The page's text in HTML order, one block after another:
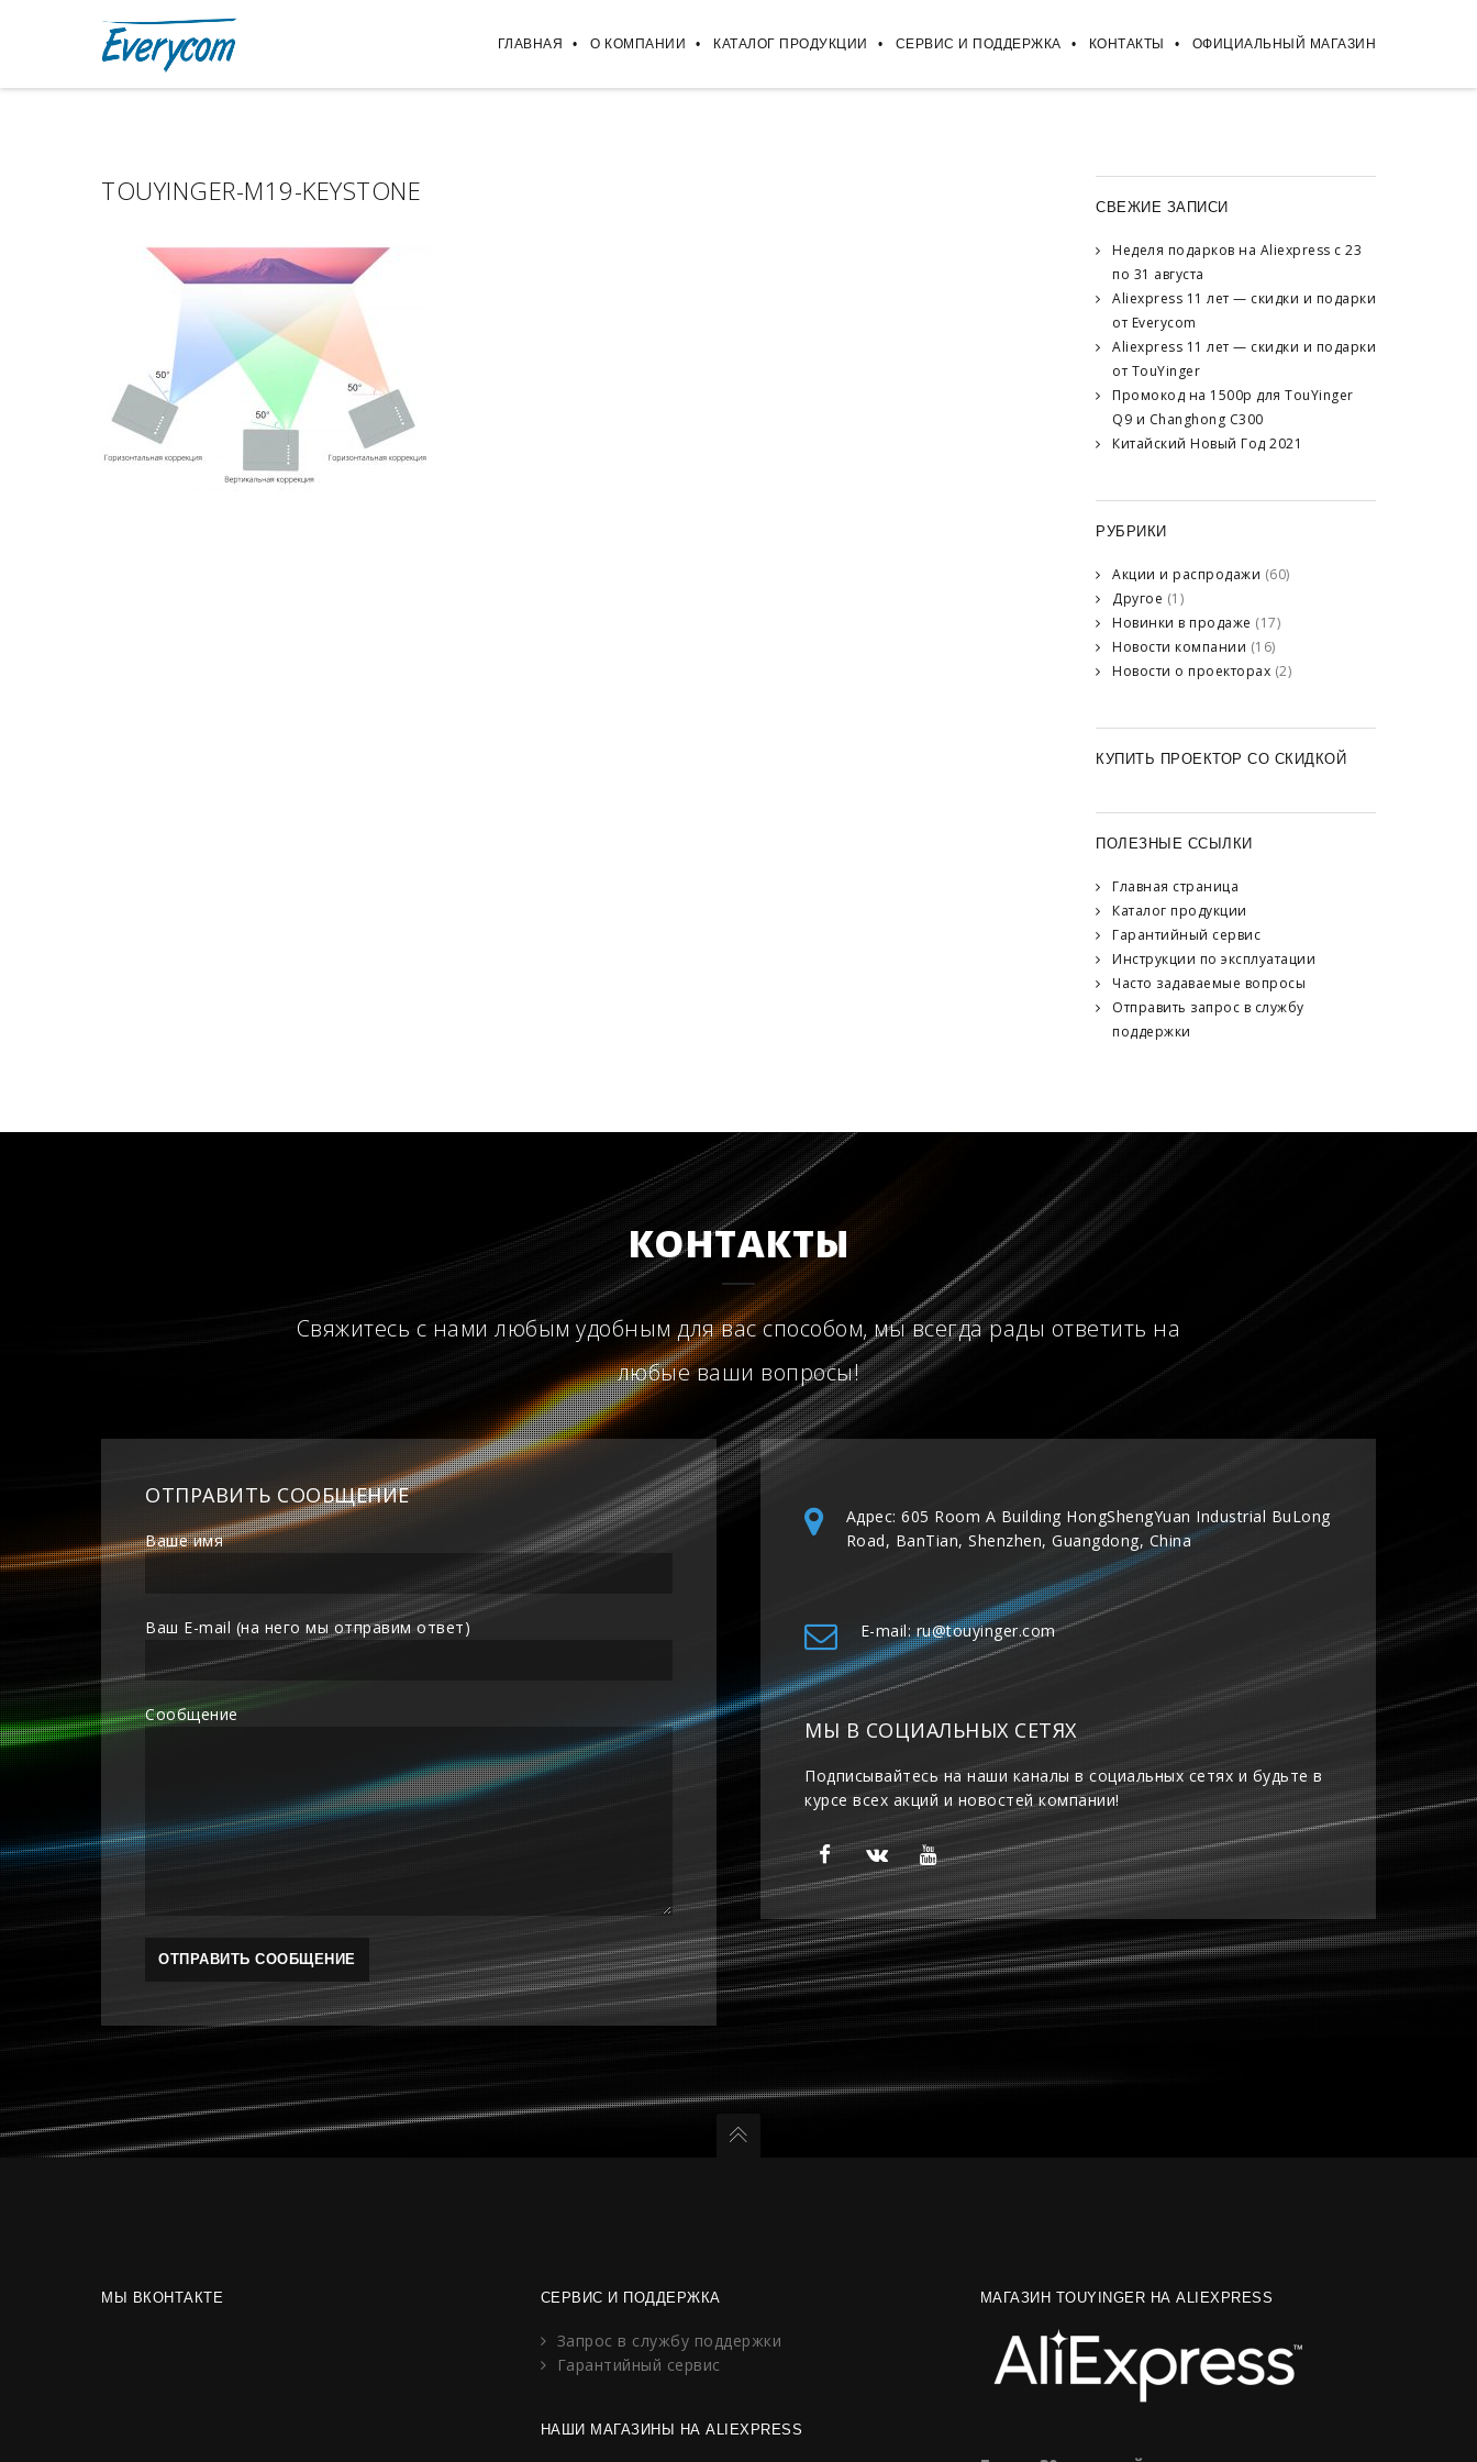
ГЛАВНАЯ О КОМПАНИИ КАТАЛОГ ПРОДУКЦИИ СЕРВИС И ПОДДЕРЖКА КОНТАКТЫ ОФИЦИАЛЬНЫЙ МАГАЗИН
TOUYINGER-M19-KEYSTONE
СВЕЖИЕ ЗАПИСИ
Неделя подарков на Aliexpress с 23
по 31 августа
Aliexpress 11 лет — скидки и подарки
от Everycom
Aliexpress 11 лет — скидки и подарки
от TouYinger
Промокод на 1500р для TouYinger
Q9 и Changhong C300
Китайский Новый Год 2021
РУБРИКИ
Акции и распродажи (60)
Другое (1)
Новинки в продаже (17)
Новости компании (16)
Новости о проекторах (2)
КУПИТЬ ПРОЕКТОР СО СКИДКОЙ
ПОЛЕЗНЫЕ ССЫЛКИ
Главная страница
Каталог продукции
Гарантийный сервис
Инструкции по эксплуатации
Часто задаваемые вопросы
Отправить запрос в службу
поддержки
КОНТАКТЫ
Свяжитесь с нами любым удобным для вас способом, мы всегда рады ответить на
любые ваши вопросы!
ОТПРАВИТЬ СООБЩЕНИЕ
Ваше имя
Ваш E-mail (на него мы отправим ответ)
Сообщение
Адрес: 605 Room A Building HongShengYuan Industrial BuLong
Road, BanTian, Shenzhen, Guangdong, China
E-mail: ru@touyinger.com
МЫ В СОЦИАЛЬНЫХ СЕТЯХ
Подписывайтесь на наши каналы в социальных сетях и будьте в
курсе всех акций и новостей компании!
МЫ ВКОНТАКТЕ СЕРВИС И ПОДДЕРЖКА
Запрос в службу поддержки
Гарантийный сервис
НАШИ МАГАЗИНЫ НА ALIEXPRESS
МАГАЗИН TOUYINGER НА ALIEXPRESS